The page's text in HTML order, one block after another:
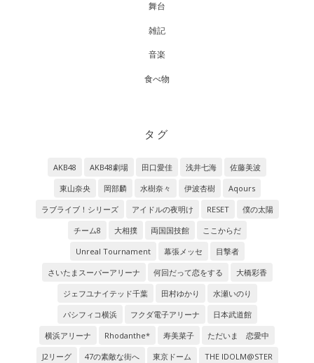
舞台
雑記
音楽
食べ物
タグ
AKB48 AKB48劇場 田口愛佳 浅井七海
佐藤美波
東山奈央
岡部麟 水樹奈々 伊波杏樹
Aqours
ラブライブ！シリーズ
アイドルの夜明け RESET
僕の太陽
チーム8
大相撲 両国国技館
ここからだ
Unreal Tournament
幕張メッセ
目撃者
さいたまスーパーアリーナ
何回だって恋をする
大橋彩香
ジェフユナイテッド千葉
田村ゆかり
水瀬いのり
パシフィコ横浜
フクダ電子アリーナ
日本武道館
横浜アリーナ
Rhodanthe* 寿美菜子
ただいま 恋愛中
J2リーグ
47の素敵な街へ 東京ドーム THE IDOLM@STER